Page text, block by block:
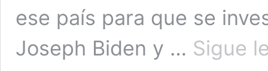
ese país para que se
Joseph Biden y … Sigue